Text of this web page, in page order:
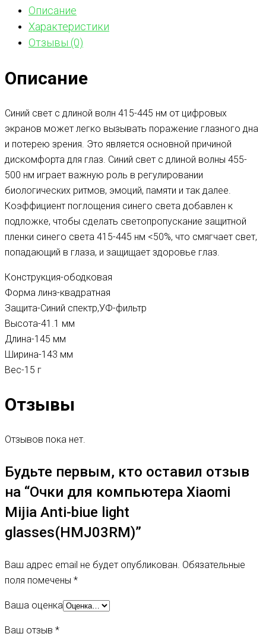
Описание
Характеристики
Отзывы (0)
Описание
Синий свет с длиной волн 415-445 нм от цифровых
экранов может легко вызывать поражение глазного дна
и потерею зрения. Это является основной причиной
дискомфорта для глаз. Синий свет с длиной волны 455-
500 нм играет важную роль в регулировании
биологических ритмов, эмоций, памяти и так далее.
Коэффициент поглощения синего света добавлен к
подложке, чтобы сделать светопропускание защитной
пленки синего света 415-445 нм <50%, что смягчает свет,
попадающий в глаза, и защищает здоровье глаз.
Конструкция-ободковая
Форма линз-квадратная
Защита-Синий спектр,УФ-фильтр
Высота-41.1 мм
Длина-145 мм
Ширина-143 мм
Вес-15 г
Отзывы
Отзывов пока нет.
Будьте первым, кто оставил отзыв
на “Очки для компьютера Xiaomi
Mijia Anti-biue light
glasses(HMJ03RM)”
Ваш адрес email не будет опубликован. Обязательные
поля помечены *
Ваша оценка
Ваш отзыв *